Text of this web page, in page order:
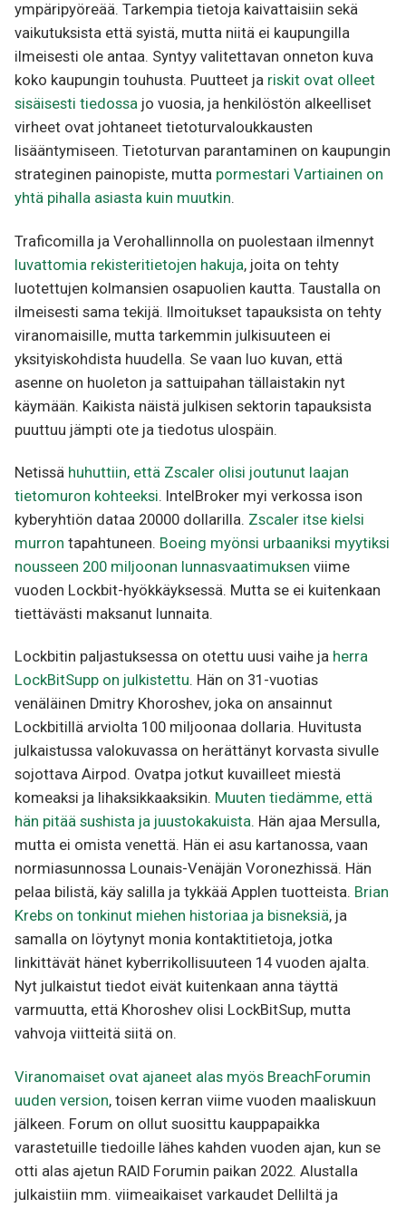
ympäripyöreää. Tarkempia tietoja kaivattaisiin sekä
vaikutuksista että syistä, mutta niitä ei kaupungilla
ilmeisesti ole antaa. Syntyy valitettavan onneton kuva
koko kaupungin touhusta. Puutteet ja riskit ovat olleet
sisäisesti tiedossa jo vuosia, ja henkilöstön alkeelliset
virheet ovat johtaneet tietoturvaloukkausten
lisääntymiseen. Tietoturvan parantaminen on kaupungin
strateginen painopiste, mutta pormestari Vartiainen on
yhtä pihalla asiasta kuin muutkin.
Traficomilla ja Verohallinnolla on puolestaan ilmennyt
luvattomia rekisteritietojen hakuja, joita on tehty
luotettujen kolmansien osapuolien kautta. Taustalla on
ilmeisesti sama tekijä. Ilmoitukset tapauksista on tehty
viranomaisille, mutta tarkemmin julkisuuteen ei
yksityiskohdista huudella. Se vaan luo kuvan, että
asenne on huoleton ja sattuipahan tällaistakin nyt
käymään. Kaikista näistä julkisen sektorin tapauksista
puuttuu jämpti ote ja tiedotus ulospäin.
Netissä huhuttiin, että Zscaler olisi joutunut laajan
tietomuron kohteeksi. IntelBroker myi verkossa ison
kyberyhtiön dataa 20000 dollarilla. Zscaler itse kielsi
murron tapahtuneen. Boeing myönsi urbaaniksi myytiksi
nousseen 200 miljoonan lunnasvaatimuksen viime
vuoden Lockbit-hyökkäyksessä. Mutta se ei kuitenkaan
tiettävästi maksanut lunnaita.
Lockbitin paljastuksessa on otettu uusi vaihe ja herra
LockBitSupp on julkistettu. Hän on 31-vuotias
venäläinen Dmitry Khoroshev, joka on ansainnut
Lockbitillä arviolta 100 miljoonaa dollaria. Huvitusta
julkaistussa valokuvassa on herättänyt korvasta sivulle
sojottava Airpod. Ovatpa jotkut kuvailleet miestä
komeaksi ja lihaksikkaaksikin. Muuten tiedämme, että
hän pitää sushista ja juustokakuista. Hän ajaa Mersulla,
mutta ei omista venettä. Hän ei asu kartanossa, vaan
normiasunnossa Lounais-Venäjän Voronezhissä. Hän
pelaa bilistä, käy salilla ja tykkää Applen tuotteista. Brian
Krebs on tonkinut miehen historiaa ja bisneksiä, ja
samalla on löytynyt monia kontaktitietoja, jotka
linkittävät hänet kyberrikollisuuteen 14 vuoden ajalta.
Nyt julkaistut tiedot eivät kuitenkaan anna täyttä
varmuutta, että Khoroshev olisi LockBitSup, mutta
vahvoja viitteitä siitä on.
Viranomaiset ovat ajaneet alas myös BreachForumin
uuden version, toisen kerran viime vuoden maaliskuun
jälkeen. Forum on ollut suosittu kauppapaikka
varastetuille tiedoille lähes kahden vuoden ajan, kun se
otti alas ajetun RAID Forumin paikan 2022. Alustalla
julkaistiin mm. viimeaikaiset varkaudet Delliltä ja